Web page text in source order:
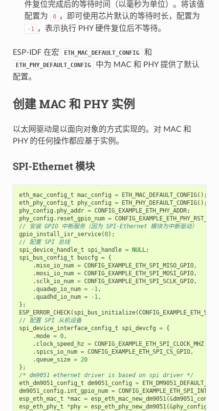
件复位完成后的等待时间（以毫秒为单位）。将该值
配置为
0 ，即可使用芯片默认的等待时长，配置为
-1 ，表示执行 PHY 硬件复位后不等待。
ESP-IDF 在宏 ETH_MAC_DEFAULT_CONFIG 和
ETH_PHY_DEFAULT_CONFIG
中为 MAC 和 PHY 提供了默认
配置。
创建 MAC 和 PHY 实例
以太网驱动是以面向对象的方式实现的。对 MAC 和
PHY 的任何操作都应基于实例。
SPI-Ethernet 模块
eth_mac_config_t mac_config = ETH_MAC_DEFAULT_CONFIG();
eth_phy_config_t
phy_config = ETH_PHY_DEFAULT_CONFIG();
phy_config . phy_addr = CONFIG_EXAMPLE_ETH_PHY_ADDR;
phy_config . reset_gpio_num =
// 安装 GPIO 中断服务（因为 SPI-Ethernet 模块为中断驱动）
gpio_install_isr_service(0);
// 配置 SPI 总线
spi_device_handle_t
spi_handle = NULL;
spi_bus_config_t
buscfg = {
.miso_io_num = CONFIG_EXAMPLE_ETH_SPI_MISO_GPIO,
.mosi_io_num = CONFIG_EXAMPLE_ETH_SPI_MOSI_GPIO,
. sclk_io_num = CONFIG_EXAMPLE_ETH_SPI_SCLK_GPIO,
.quadwp_io_num = -1,
.quadhd_io_num = -1,
};
ESP_ERROR_CHECK( spi_bus_initialize(
// 配置 SPI 从机设备
spi_device_interface_config_t
spi_devcfg = {
.mode = 0,
. clock_speed_hz = CONFIG_EXAMPLE_ETH_SPI_CLOCK_MHZ
. spics_io_num = CONFIG_EXAMPLE_ETH_SPI_CS_GPIO,
.queue_size = 20
};
/* dm9051 ethernet driver is based on spi driver */
eth_dm9051_config_t dm9051_config =
dm9051_config . int_gpio_num =
esp_eth_mac_t
*mac = esp_eth_mac_new_dm9051(&dm9051_config
esp_eth_phy_t
*phy = esp_eth_phy_new_dm9051(&phy_config